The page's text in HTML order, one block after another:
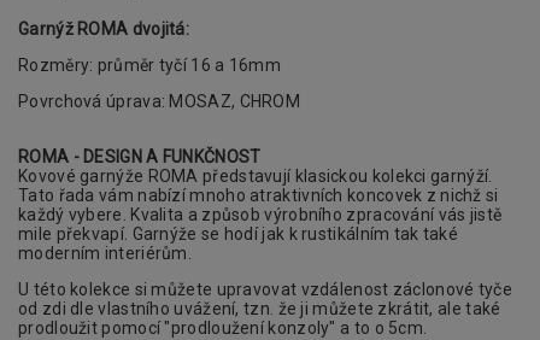
Garnýž ROMA dvojitá:
Rozměry: průměr tyčí 16 a 16mm
Povrchová úprava: MOSAZ, CHROM
ROMA - DESIGN A FUNKČNOST
Kovové garnýže ROMA představují klasickou kolekci garnýží.
Tato řada vám nabízí mnoho atraktivních koncovek z nichž si
každý vybere. Kvalita a způsob výrobního zpracování vás jistě
mile překvapí. Garnýže se hodí jak k rustikálním tak také
moderním interiérům.
U této kolekce si můžete upravovat vzdálenost záclonové tyče
od zdi dle vlastního uvážení, tzn. že ji můžete zkrátit, ale také
prodloužit pomocí "prodloužení konzoly" a to o 5cm.